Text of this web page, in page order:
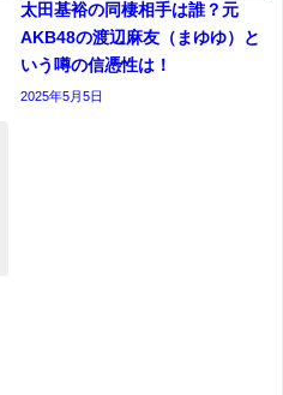
太田基裕の同棲相手は誰？元
AKB48の渡辺麻友（まゆゆ）と
いう噂の信憑性は！
2025年5月5日